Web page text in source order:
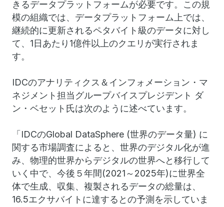
きるデータプラットフォームが必要です。この規
模の組織では、データプラットフォーム上では、
継続的に更新されるペタバイト級のデータに対し
て、1日あたり1億件以上のクエリが実行されま
す。
IDCのアナリティクス＆インフォメーション・マ
ネジメント担当グループバイスプレジデント ダ
ン・ベセット氏は次のように述べています。
「IDCのGlobal DataSphere (世界のデータ量) に
関する市場調査によると、世界のデジタル化が進
み、物理的世界からデジタルの世界へと移行して
いく中で、今後５年間(2021～2025年)に世界全
体で生成、収集、複製されるデータの総量は、
16.5エクサバイトに達するとの予測を示していま